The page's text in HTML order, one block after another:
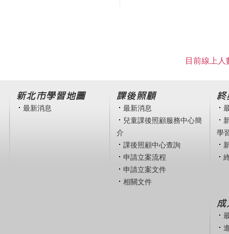
目前線上
新北市學習地圖
最新消息
課後照顧
最新消息
兒童課後照顧服務中心簡
介
課後照顧中心查詢
申請立案流程
申請立案文件
相關文件
終
學